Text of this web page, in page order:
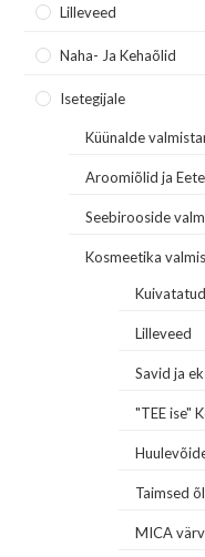
Lilleveed
Naha- Ja Kehaõlid
Isetegijale
Küünalde
Aroomiõlid ja
Seebirooside
Kosmeetika
Lilleveed
Savid ja
"TEE ise"
Taimsed
MICA